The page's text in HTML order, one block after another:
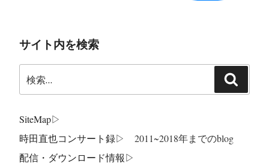
サイト内を検索
索:
索
SiteMap▷
時田直也コンサート録▷ 2011~2018年までのblog
配信・ダウンロード情報▷